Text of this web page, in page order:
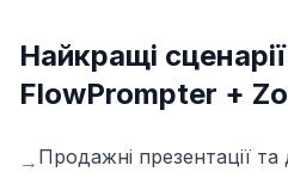
Найкращі
FlowPrompter +
→ Продажні презентації та